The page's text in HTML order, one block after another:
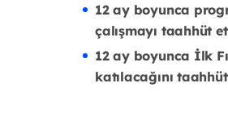
12 ay boyunca
çalışmayı taahhüt
12 ay boyunca İlk
katılacağını